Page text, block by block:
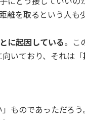
を取るという人も
に起因している。こ
いており、それは「
ものであっただろ